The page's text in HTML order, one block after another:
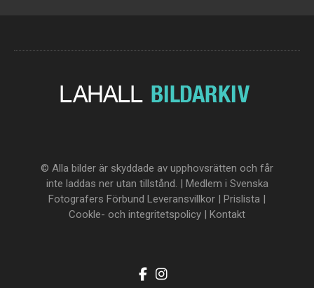
© Alla bilder är skyddade av upphovsrätten och får
inte laddas ner utan tillstånd. | Medlem i Svenska
Fotografers Förbund Leveransvillkor | Prislista |
Cookle- och integritetspolicy | Kontakt